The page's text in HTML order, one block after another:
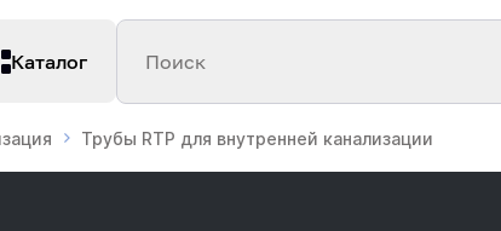
Каталог Поиск
Трубы RTP для внутренней канализации